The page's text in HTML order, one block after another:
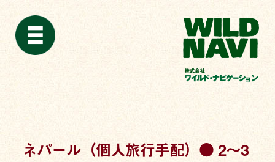
ネパール（個人旅行手配）● 2〜3